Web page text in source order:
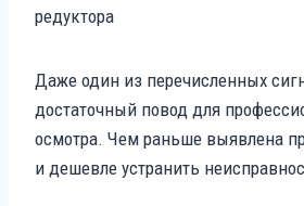
редуктора
Даже один из перечисленных
достаточный повод для
осмотра. Чем раньше выявлена
и дешевле устранить